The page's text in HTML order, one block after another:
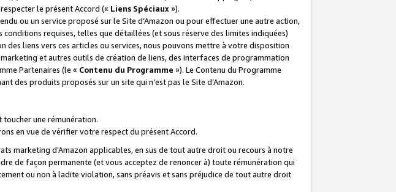
le présent Accord (« Liens Spéciaux»).
ou un service proposé sur le Site d’Amazon ou pour effectuer une autre action,
requises, telles que détaillées (et sous réserve des limites indiquées)
des liens vers ces articles ou services, nous pouvons mettre à votre disposition
et autres outils de création de liens, des interfaces de programmation
Partenaires (le « Contenu du Programme »). Le Contenu du Programme
des produits proposés sur un site qui n’est pas le Site d’Amazon.
une rémunération.
en vue de vérifier votre respect du présent Accord.
marketing d’Amazon applicables, en sus de tout autre droit ou recours à notre
de façon permanente (et vous acceptez de renoncer à) toute rémunération qui
ou non à ladite violation, sans préavis et sans préjudice de tout autre droit